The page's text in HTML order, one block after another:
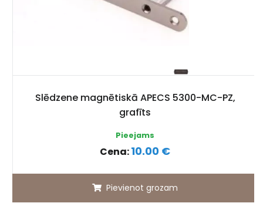
Slēdzene magnētiskā APECS 5300-MC-PZ,
grafīts
Pieejams
Cena:10.00 €
Pievienot grozam